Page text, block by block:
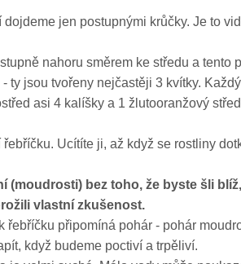
jen postupnými krůčky. Je to
nahoru směrem ke středu a tento
ty jsou tvořeny nejčastěji 3 kvítky.
asi 4 kalíšky a 1 žlutooranžový
řebříčku. Ucítíte ji, až když se rostliny
(moudrosti) bez toho, že byste šli
vlastní zkušenost.
řebříčku připomíná pohár - pohár
když budeme poctiví a trpěliví.